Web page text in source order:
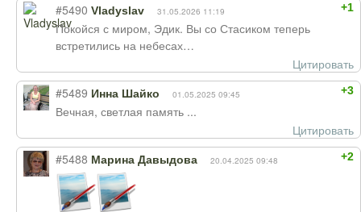
+1
#5490 Vladyslav 31.05.2026 11:19
Покойся с миром, Эдик. Вы со Стасиком теперь
встретились на небесах…
Цитировать
+3
#5489 Инна Шайко 01.05.2025 09:45
Вечная, светлая память ...
Цитировать
+2
#5488 Марина Давыдова 20.04.2025 09:48